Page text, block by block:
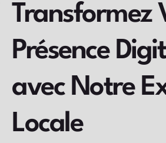
Transformez
Présence
avec Notre
Locale